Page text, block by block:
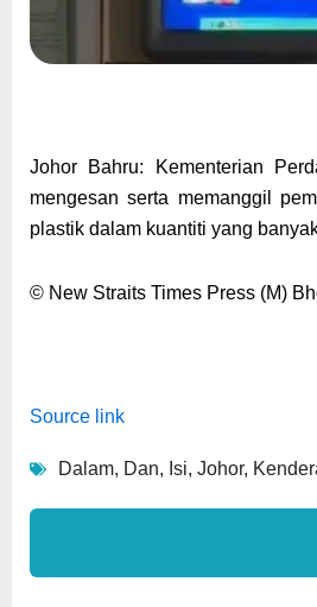
Johor Bahru: Kementerian
mengesan serta memanggil
plastik dalam kuantiti yang
© New Straits Times Press (M)
Source link
Dalam, Dan, Isi, Johor,